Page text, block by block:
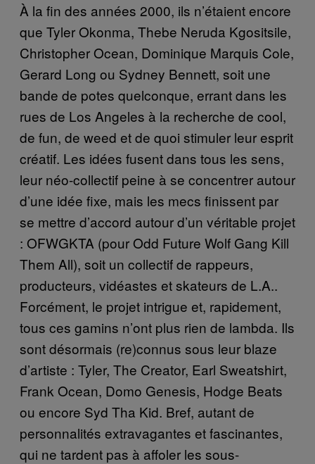
À la fin des années 2000, ils n’étaient encore
que Tyler Okonma, Thebe Neruda Kgositsile,
Christopher Ocean, Dominique Marquis Cole,
Gerard Long ou Sydney Bennett, soit une
bande de potes quelconque, errant dans les
rues de Los Angeles à la recherche de cool,
de fun, de weed et de quoi stimuler leur esprit
créatif. Les idées fusent dans tous les sens,
leur néo-collectif peine à se concentrer autour
d’une idée fixe, mais les mecs finissent par
se mettre d’accord autour d’un véritable projet
: OFWGKTA (pour Odd Future Wolf Gang Kill
Them All), soit un collectif de rappeurs,
producteurs, vidéastes et skateurs de L.A..
Forcément, le projet intrigue et, rapidement,
tous ces gamins n’ont plus rien de lambda. Ils
sont désormais (re)connus sous leur blaze
d’artiste : Tyler, The Creator, Earl Sweatshirt,
Frank Ocean, Domo Genesis, Hodge Beats
ou encore Syd Tha Kid. Bref, autant de
personnalités extravagantes et fascinantes,
qui ne tardent pas à affoler les sous-